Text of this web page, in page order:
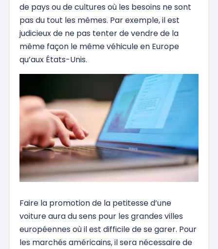
de pays ou de cultures où les besoins ne sont
pas du tout les mêmes. Par exemple, il est
judicieux de ne pas tenter de vendre de la
même façon le même véhicule en Europe
qu’aux États-Unis.
Faire la promotion de la petitesse d’une
voiture aura du sens pour les grandes villes
européennes où il est difficile de se garer. Pour
les marchés américains, il sera nécessaire de